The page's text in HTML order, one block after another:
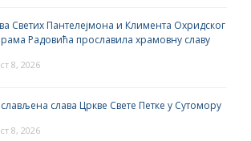
Светих Пантелејмона и Климента Охридског
Радовића прославила храмовну славу
8, 2026
слава Цркве Свете Петке у Сутомору
8, 2026